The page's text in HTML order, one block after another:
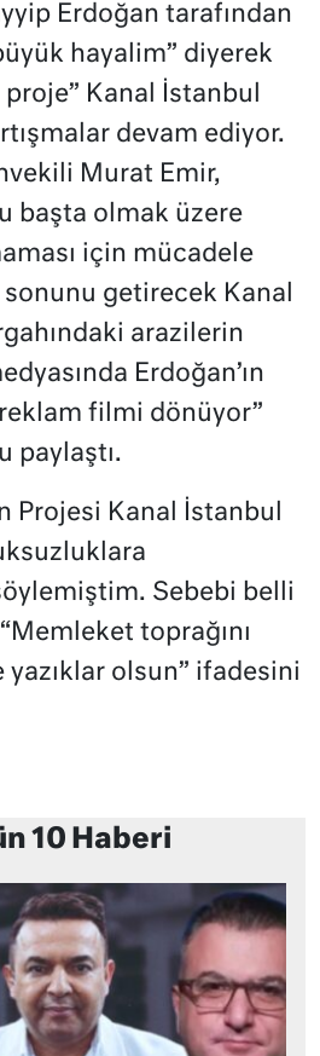
Erdoğan tarafından
hayalim” diyerek
proje” Kanal İstanbul
devam ediyor.
Murat Emir,
başta olmak üzere
için mücadele
getirecek Kanal
arazilerin
Erdoğan’ın
filmi dönüyor”
paylaştı.
Projesi Kanal İstanbul
Sebebi belli
toprağını
olsun” ifadesini
10 Haberi